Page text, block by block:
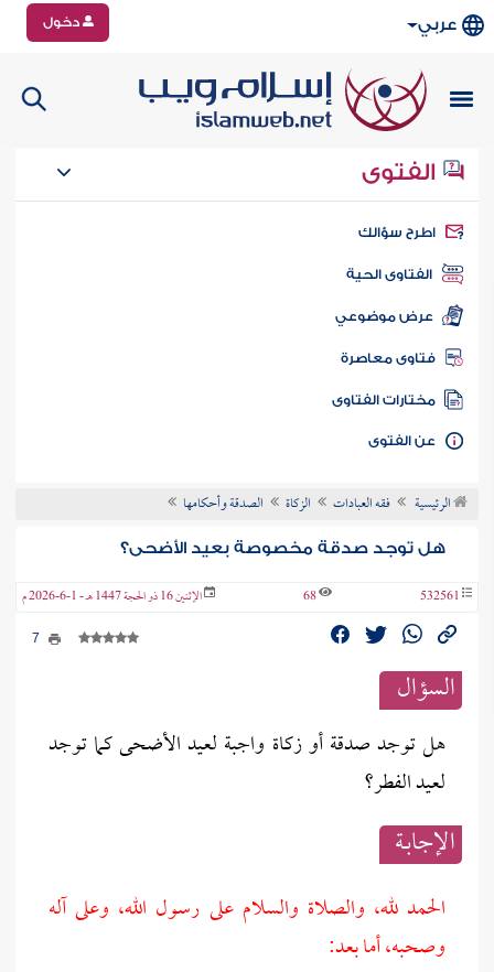
عربي دخول
الفتوى
سؤالك
الفتاوى الحية
عرض موضوعي
فتاوى معاصرة
مختارات الفتاوى
الفتوى
الرئيسية فقه العبادات الزكاة الصدقة وأحكامها
هل توجد صدقة مخصوصة بعيد الأضحى؟
532561
68 الإثنين 16 ذو الحجة 1447 هـ - 1-6-2026 م
السؤال
هل توجد صدقة أو زكاة واجبة لعيد الأضحى كما توجد
لعيد الفطر؟
الإجابــة
الحمد لله، والصلاة والسلام على رسول الله، وعلى آله
وصحبه، أما بعد: